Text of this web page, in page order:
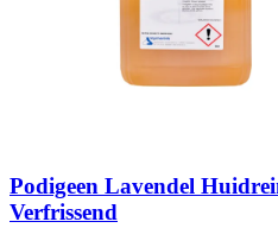
Podigeen Lavendel
Verfrissend